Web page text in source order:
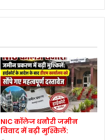
NIC कॉलेज धनौरी जमीन
विवाद में बढ़ी मुश्किलें: